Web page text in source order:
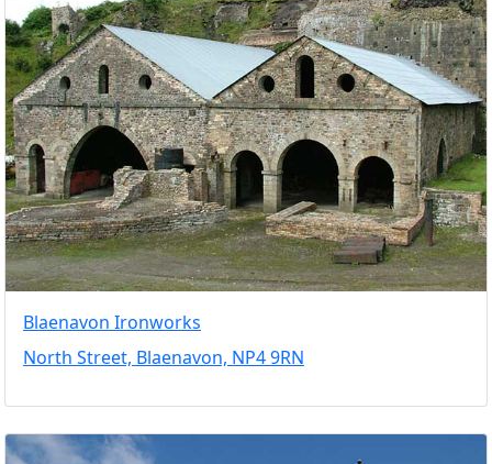
Blaenavon Ironworks
North Street, Blaenavon, NP4 9RN